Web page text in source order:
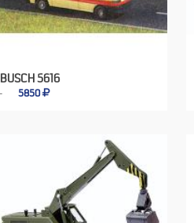
BUSCH 5616
5850